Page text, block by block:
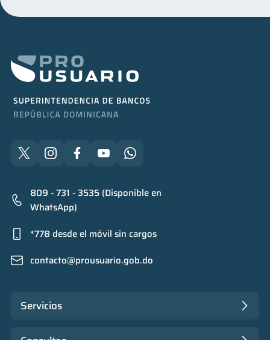
809 - 731 - 3535 (Disponible en
WhatsApp)
*778 desde el móvil sin cargos
contacto@prousuario.gob.do
Servicios